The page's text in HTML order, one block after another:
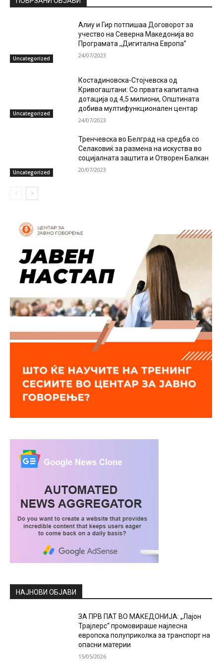
Uncategorized
Алиу и Гир потпишаа Договорот за
учество на Северна Македонија во
Програмата ,,Дигитална Европа”
24/07/2023
Uncategorized
Костадиновска-Стојчевска од
Кривогаштани: Со првата капитална
дотација од 4,5 милиони, Општината
добива мултифункционален центар
24/07/2023
Uncategorized
Тренчевска во Белград на средба со
Селаковиќ за размена на искуства во
социјалната заштита и Отворен Балкан
20/07/2023
НАЈНОВИ ОБЈАВИ
ЗА ПРВ ПАТ ВО МАКЕДОНИЈА: „Лајон
Трајлерс“ промовираше најлесна
европска полуприколка за транспорт на
опасни материи
15/05/2026